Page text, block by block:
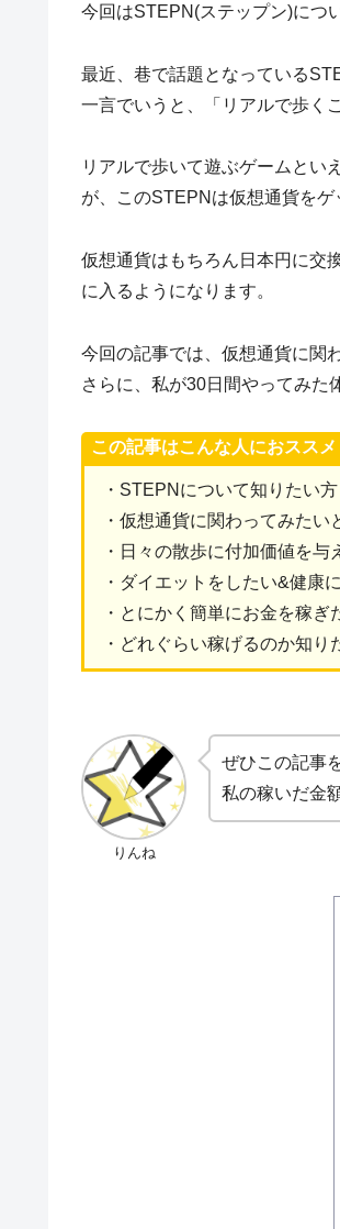
今回はSTEPN(ステップン)につ
最近、巷で話題となっている
一言でいうと、「リアルで歩く
リアルで歩いて遊ぶゲームとい
が、このSTEPNは仮想通貨をゲ
仮想通貨はもちろん日本円に交
に入るようになります。
今回の記事では、仮想通貨に関
さらに、私が30日間やってみた
この記事はこんな人におススメ
・STEPNについて知りたい方
・仮想通貨に関わってみたい
・日々の散歩に付加価値を与
・ダイエットをしたい&健康
・とにかく簡単にお金を稼ぎ
・どれぐらい稼げるのか知り
りんね
ぜひこの記事
私の稼いだ金